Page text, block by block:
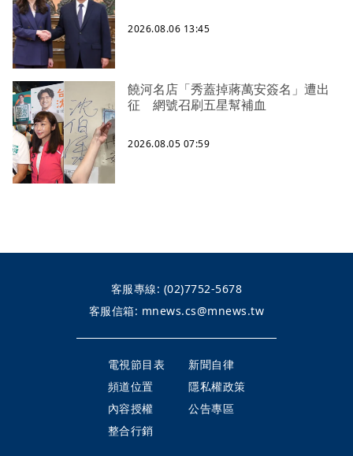
2026.08.06 13:45
饒河名店「秀蓋掉蔣萬安簽名」遭出
征 網號召刷五星幫補血
2026.08.05 07:59
客服專線: (02)7752-5678
客服信箱: mnews.cs@mnews.tw
電視節目表
新聞自律
頻道位置
隱私權政策
內容授權
公告專區
整合行銷